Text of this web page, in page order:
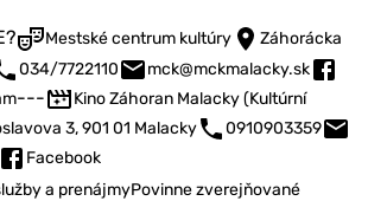
Mestské centrum kultúry
Záhorácka
034/7722110
mck@mckmalacky.sk
---
Kino Záhoran Malacky (Kultúrní
3, 901 01 Malacky
0910903359
Facebook
a prenájmyPovinne zverejňované